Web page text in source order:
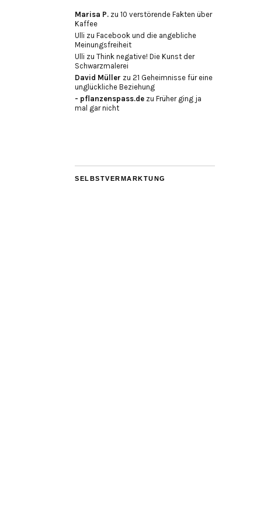
Marisa P. zu 10 verstörende Fakten über
Kaffee
Ulli zu Facebook und die angebliche
Meinungsfreiheit
Ulli zu Think negative! Die Kunst der
Schwarzmalerei
David Müller zu 21 Geheimnisse für eine
unglückliche Beziehung
- pflanzenspass.de zu Früher ging ja
mal gar nicht
SELBSTVERMARKTUNG